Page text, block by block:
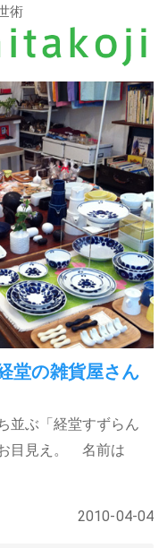
術
堂の雑貨屋さん
並ぶ「経堂すずらん
目見え。 名前は
2010-04-04